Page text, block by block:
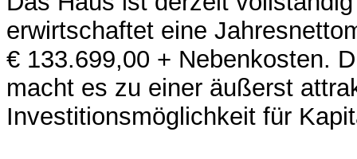
erwirtschaftet eine
€ 133.699,00 + Nebenkosten.
macht es zu einer äußerst
Investitionsmöglichkeit für